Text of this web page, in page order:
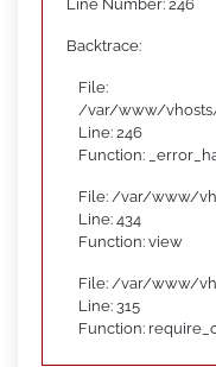
Line Number: 246
Backtrace:
File:
/var/www/
Line: 246
Function:
File: /var/www/
Line: 434
Function: view
File: /var/www/
Line: 315
Function: